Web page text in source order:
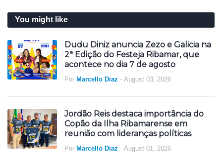
You might like
Dudu Diniz anuncia Zezo e Galicia na
2ª Edição do Festeja Ribamar, que
acontece no dia 7 de agosto
Por Marcello Diaz - August 03, 2026
Jordão Reis destaca importância do
Copão da Ilha Ribamarense em
reunião com lideranças políticas
Por Marcello Diaz - August 01, 2026